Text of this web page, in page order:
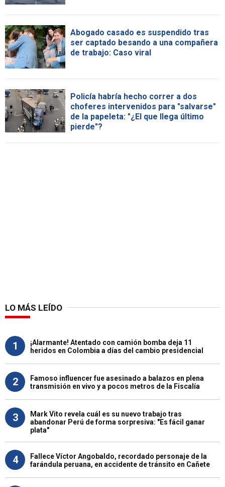
Abogado casado es suspendido tras
ser captado besando a una compañera
de trabajo: Caso viral
Policía habría hecho correr a dos
choferes intervenidos para "salvarse"
de la papeleta: "¿El que llega último
pierde"?
LO MÁS LEÍDO
1
¡Alarmante! Atentado con camión bomba deja 11
heridos en Colombia a días del cambio presidencial
2
Famoso influencer fue asesinado a balazos en plena
transmisión en vivo y a pocos metros de la Fiscalía
3
Mark Vito revela cuál es su nuevo trabajo tras
abandonar Perú de forma sorpresiva: "Es fácil ganar
plata"
4
Fallece Víctor Angobaldo, recordado personaje de la
farándula peruana, en accidente de tránsito en Cañete